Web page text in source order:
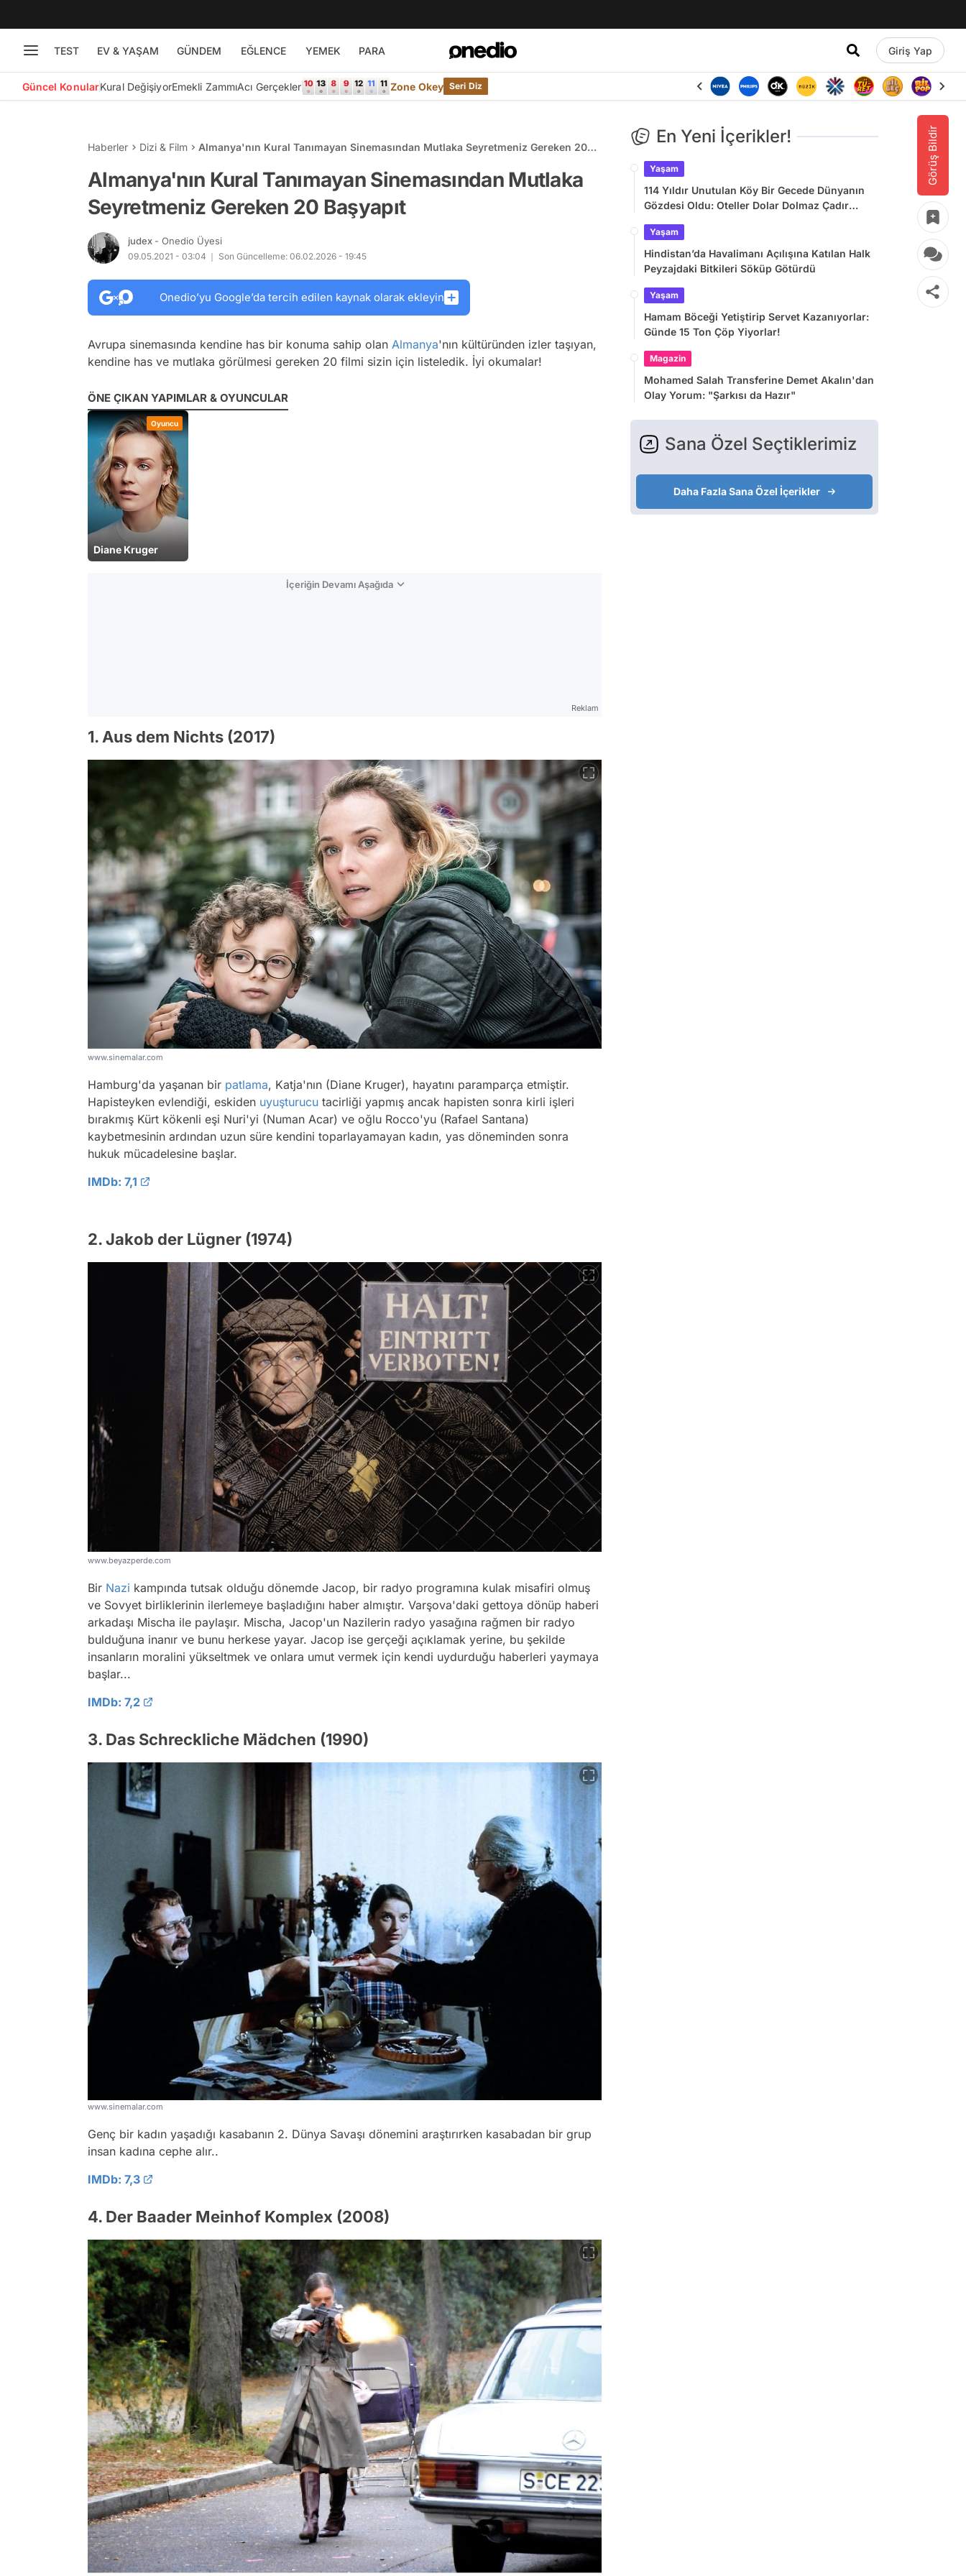
TEST EV & YAŞAM GÜNDEM EĞLENCE YEMEK PARA Giriş Yap
Güncel KonularKural DeğişiyorEmekli ZammıAcı Gerçekler Zone Okey Seri Diz
Görüş Bildir
Haberler Dizi & Film
Almanya'nın Kural Tanımayan Sinemasından Mutlaka Seyretmeniz Gereken 20
Almanya'nın Kural Tanımayan Sinemasından Mutlaka
Seyretmeniz Gereken 20 Başyapıt
judex - Onedio Üyesi
09.05.2021 - 03:04 Son Güncelleme: 06.02.2026 - 19:45
Onedio’yu Google’da tercih edilen kaynak olarak ekleyin
Avrupa sinemasında kendine has bir konuma sahip olan Almanya'nın kültüründen izler taşıyan,
kendine has ve mutlaka görülmesi gereken 20 filmi sizin için listeledik. İyi okumalar!
ÖNE ÇIKAN YAPIMLAR & OYUNCULAR
Oyuncu
Diane Kruger
İçeriğin Devamı Aşağıda
Reklam
1. Aus dem Nichts (2017)
www.sinemalar.com
Hamburg'da yaşanan bir patlama, Katja'nın (Diane Kruger), hayatını paramparça etmiştir.
Hapisteyken evlendiği, eskiden uyuşturucu tacirliği yapmış ancak hapisten sonra kirli işleri
bırakmış Kürt kökenli eşi Nuri'yi (Numan Acar) ve oğlu Rocco'yu (Rafael Santana)
kaybetmesinin ardından uzun süre kendini toparlayamayan kadın, yas döneminden sonra
hukuk mücadelesine başlar.
IMDb: 7,1
2. Jakob der Lügner (1974)
www.beyazperde.com
Bir Nazi kampında tutsak olduğu dönemde Jacop, bir radyo programına kulak misafiri olmuş
ve Sovyet birliklerinin ilerlemeye başladığını haber almıştır. Varşova'daki gettoya dönüp haberi
arkadaşı Mischa ile paylaşır. Mischa, Jacop'un Nazilerin radyo yasağına rağmen bir radyo
bulduğuna inanır ve bunu herkese yayar. Jacop ise gerçeği açıklamak yerine, bu şekilde
insanların moralini yükseltmek ve onlara umut vermek için kendi uydurduğu haberleri yaymaya
başlar...
IMDb: 7,2
3. Das Schreckliche Mädchen (1990)
www.sinemalar.com
Genç bir kadın yaşadığı kasabanın 2. Dünya Savaşı dönemini araştırırken kasabadan bir grup
insan kadına cephe alır..
IMDb: 7,3
4. Der Baader Meinhof Komplex (2008)
En Yeni İçerikler!
Yaşam
114 Yıldır Unutulan Köy Bir Gecede Dünyanın
Gözdesi Oldu: Oteller Dolar Dolmaz Çadır
Yaşam
Hindistan’da Havalimanı Açılışına Katılan Halk
Peyzajdaki Bitkileri Söküp Götürdü
Yaşam
Hamam Böceği Yetiştirip Servet Kazanıyorlar:
Günde 15 Ton Çöp Yiyorlar!
Magazin
Mohamed Salah Transferine Demet Akalın'dan
Olay Yorum: "Şarkısı da Hazır"
Sana Özel Seçtiklerimiz
Daha Fazla Sana Özel İçerikler